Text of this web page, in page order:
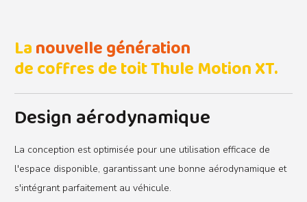
Lanouvelle génération
de coffres de toit Thule Motion XT.
Design aérodynamique
La conception est optimisée pour une utilisation efficace de
l'espace disponible, garantissant une bonne aérodynamique et
s'intégrant parfaitement au véhicule.